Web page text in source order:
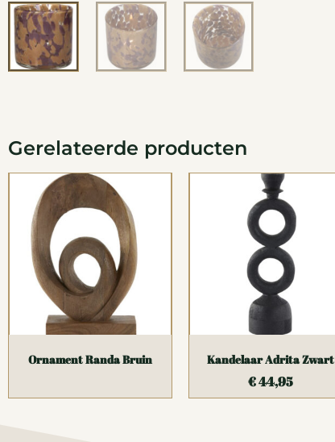
Gerelateerde producten
Ornament Randa Bruin Kandelaar Adrita Zwart
€44,95